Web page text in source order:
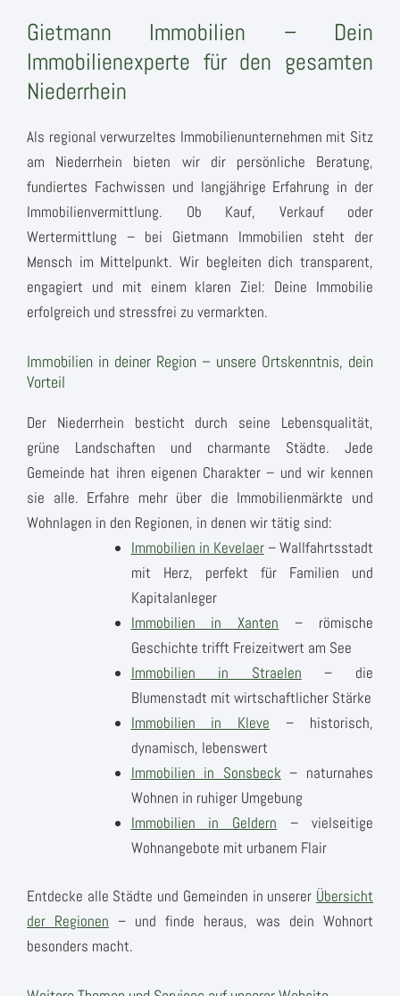
Gietmann Immobilien – Dein
Immobilienexperte für den gesamten
Niederrhein
Als regional verwurzeltes Immobilienunternehmen mit Sitz
am Niederrhein bieten wir dir persönliche Beratung,
fundiertes Fachwissen und langjährige Erfahrung in der
Immobilienvermittlung. Ob Kauf, Verkauf oder
Wertermittlung – bei Gietmann Immobilien steht der
Mensch im Mittelpunkt. Wir begleiten dich transparent,
engagiert und mit einem klaren Ziel: Deine Immobilie
erfolgreich und stressfrei zu vermarkten.
Immobilien in deiner Region – unsere Ortskenntnis, dein
Vorteil
Der Niederrhein besticht durch seine Lebensqualität,
grüne Landschaften und charmante Städte. Jede
Gemeinde hat ihren eigenen Charakter – und wir kennen
sie alle. Erfahre mehr über die Immobilienmärkte und
Wohnlagen in den Regionen, in denen wir tätig sind:
Immobilien in Kevelaer– Wallfahrtsstadt
mit Herz, perfekt für Familien und
Kapitalanleger
Immobilien in Xanten – römische
Geschichte trifft Freizeitwert am See
Immobilien in Straelen – die
Blumenstadt mit wirtschaftlicher Stärke
Immobilien in Kleve – historisch,
dynamisch, lebenswert
Immobilien in Sonsbeck – naturnahes
Wohnen in ruhiger Umgebung
Immobilien in Geldern – vielseitige
Wohnangebote mit urbanem Flair
Entdecke alle Städte und Gemeinden in unserer Übersicht
der Regionen – und finde heraus, was dein Wohnort
besonders macht.